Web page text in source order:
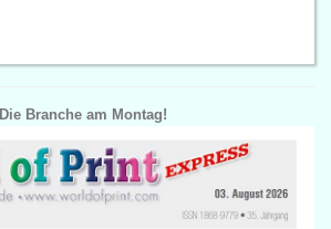
Die Branche am Montag!